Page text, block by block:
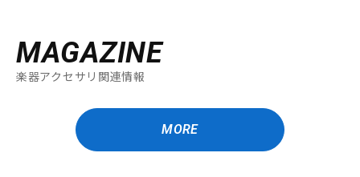
MAGAZINE
楽器アクセサリ関連情報
MORE